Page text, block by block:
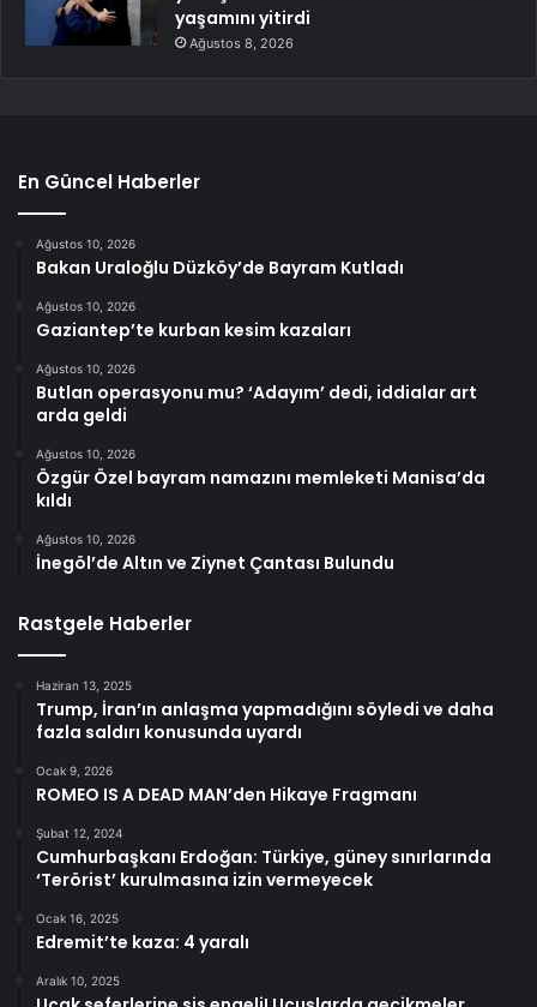
yaşamını yitirdi
Ağustos 8, 2026
En Güncel Haberler
Ağustos 10, 2026
Bakan Uraloğlu Düzköy’de Bayram Kutladı
Ağustos 10, 2026
Gaziantep’te kurban kesim kazaları
Ağustos 10, 2026
Butlan operasyonu mu? ‘Adayım’ dedi, iddialar art
arda geldi
Ağustos 10, 2026
Özgür Özel bayram namazını memleketi Manisa’da
kıldı
Ağustos 10, 2026
İnegöl’de Altın ve Ziynet Çantası Bulundu
Rastgele Haberler
Haziran 13, 2025
Trump, İran’ın anlaşma yapmadığını söyledi ve daha
fazla saldırı konusunda uyardı
Ocak 9, 2026
ROMEO IS A DEAD MAN’den Hikaye Fragmanı
Şubat 12, 2024
Cumhurbaşkanı Erdoğan: Türkiye, güney sınırlarında
‘Terörist’ kurulmasına izin vermeyecek
Ocak 16, 2025
Edremit’te kaza: 4 yaralı
Aralık 10, 2025